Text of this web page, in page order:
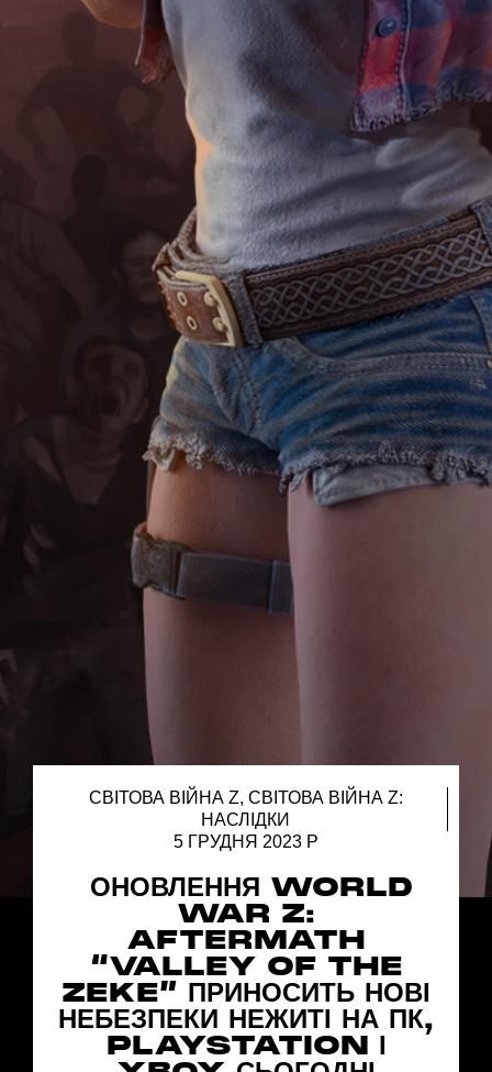
СВІТОВА ВІЙНА Z, СВІТОВА ВІЙНА Z:
НАСЛІДКИ
5 ГРУДНЯ 2023 Р
ОНОВЛЕННЯ WORLD
WAR Z:
AFTERMATH
“VALLEY OF THE
ZEKE” ПРИНОСИТЬ НОВІ
НЕБЕЗПЕКИ НЕЖИТІ НА ПК,
PLAYSTATION І